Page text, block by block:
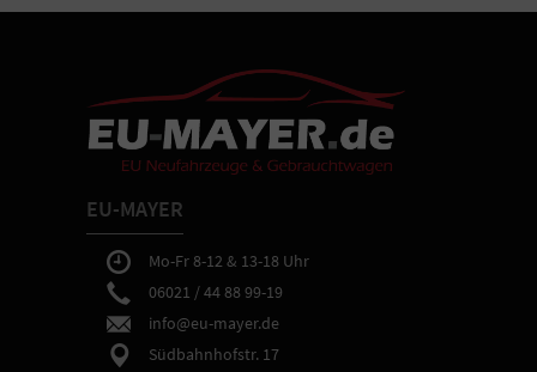
EU-MAYER
Mo-Fr 8-12 & 13-18 Uhr
06021 / 44 88 99-19
info@eu-mayer.de
Südbahnhofstr. 17